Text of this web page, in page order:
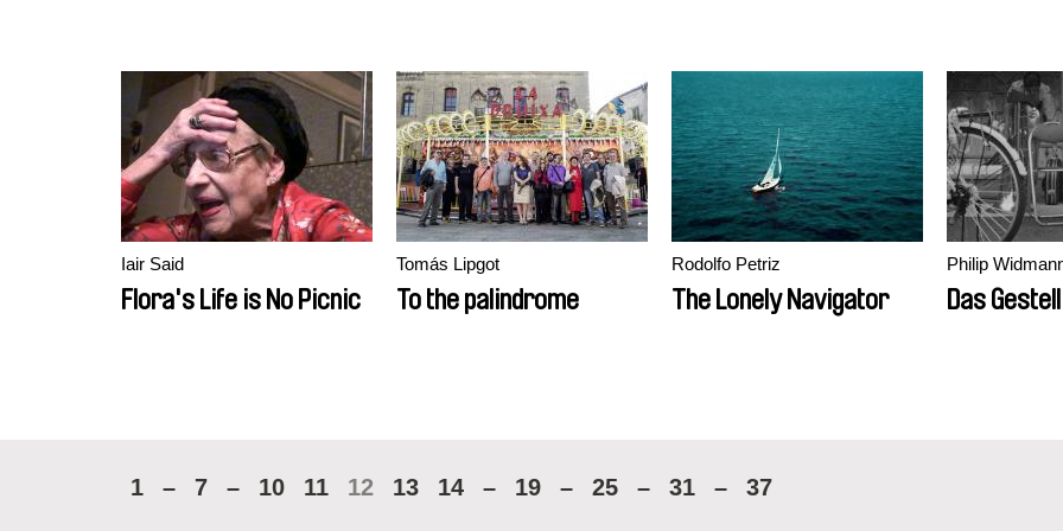
Iair Said
Flora's Life is No Picnic
Tomás Lipgot
To the palindrome
Rodolfo Petriz
The Lonely Navigator
Philip
Das Gestell
1 – 7 – 10 11 12 13 14 – 19 – 25 – 31 – 37